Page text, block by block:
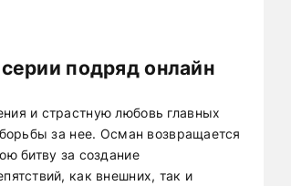
подряд онлайн
и страстную любовь главных
за нее. Осман возвращается
битву за создание
как внешних, так и